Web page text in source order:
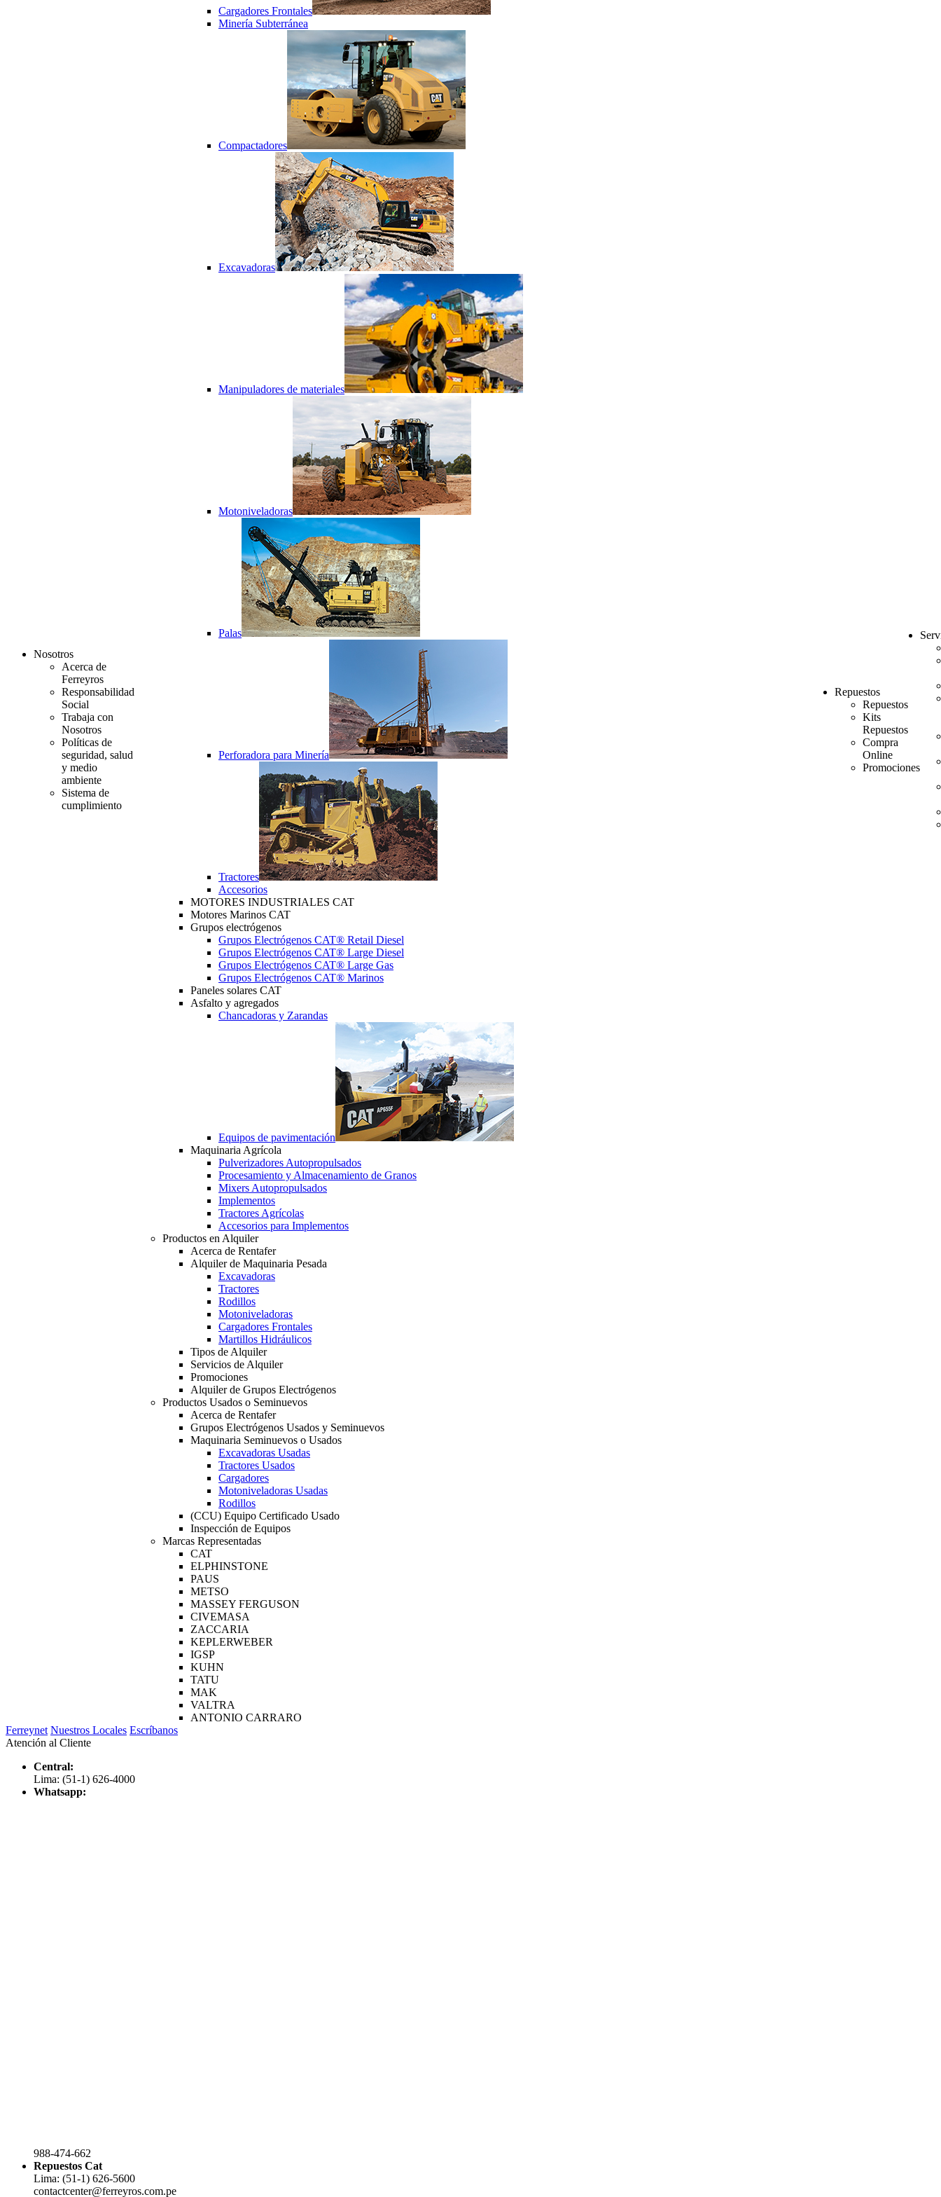
Nosotros
Acerca de
Ferreyros
Responsabilidad
Social
Trabaja con
Nosotros
Políticas de
seguridad, salud
y medio
ambiente
Sistema de
cumplimiento
Cargadores Frontales
Minería Subterránea
Compactadores
Excavadoras
Manipuladores de materiales
Motoniveladoras
Palas
Perforadora para Minería
Tractores
Accesorios
MOTORES INDUSTRIALES CAT
Motores Marinos CAT
Grupos electrógenos
Grupos Electrógenos CAT® Retail Diesel
Grupos Electrógenos CAT® Large Diesel
Grupos Electrógenos CAT® Large Gas
Grupos Electrógenos CAT® Marinos
Paneles solares CAT
Asfalto y agregados
Chancadoras y Zarandas
Equipos de pavimentación
Maquinaria Agrícola
Pulverizadores Autopropulsados
Procesamiento y Almacenamiento de Granos
Mixers Autopropulsados
Implementos
Tractores Agrícolas
Accesorios para Implementos
Productos en Alquiler
Acerca de Rentafer
Alquiler de Maquinaria Pesada
Excavadoras
Tractores
Rodillos
Motoniveladoras
Cargadores Frontales
Martillos Hidráulicos
Tipos de Alquiler
Servicios de Alquiler
Promociones
Alquiler de Grupos Electrógenos
Productos Usados o Seminuevos
Acerca de Rentafer
Grupos Electrógenos Usados y Seminuevos
Maquinaria Seminuevos o Usados
Excavadoras Usadas
Tractores Usados
Cargadores
Motoniveladoras Usadas
Rodillos
(CCU) Equipo Certificado Usado
Inspección de Equipos
Marcas Representadas
CAT
ELPHINSTONE
PAUS
METSO
MASSEY FERGUSON
CIVEMASA
ZACCARIA
KEPLERWEBER
IGSP
KUHN
TATU
MAK
VALTRA
ANTONIO CARRARO
Repuestos
Repuestos
Kits
Repuestos
Compra
Online
Promociones
Ferreynet Nuestros Locales Escríbanos
Atención al Cliente
Central:
Lima: (51-1) 626-4000
Whatsapp:
988-474-662
Repuestos Cat
Lima: (51-1) 626-5600
contactcenter@ferreyros.com.pe